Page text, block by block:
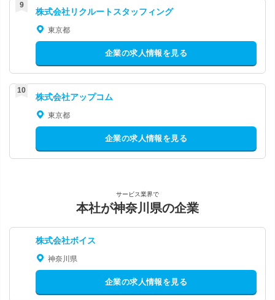
株式会社リクルートスタッフィング
東京都
企業の求人情報を見る
株式会社アップコム
東京都
企業の求人情報を見る
サービス業界で
本社が神奈川県の企業
株式会社ボイス
神奈川県
企業の求人情報を見る